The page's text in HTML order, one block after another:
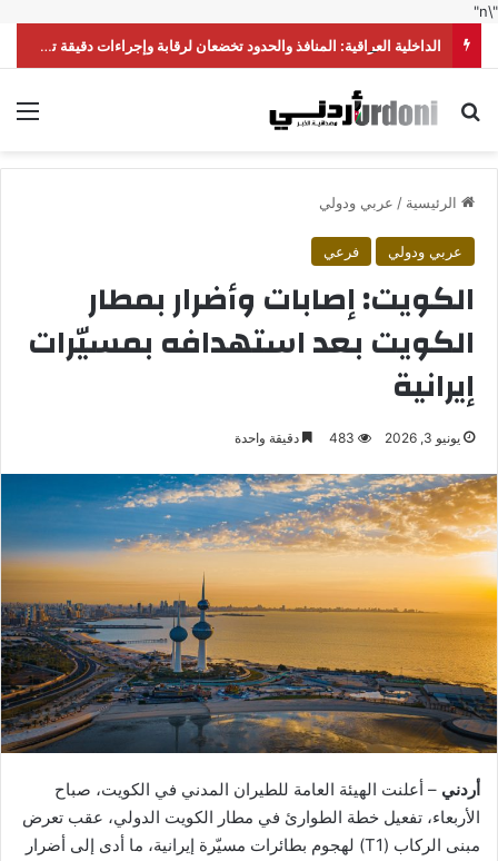
"\n"
الداخلية العراقية: المنافذ والحدود تخضعان لرقابة وإجراءات دقيقة تحقق أعلى درجات الأمن
بحث عن
الرئيسية / عربي ودولي
عربي ودولي فرعي
الكويت: إصابات وأضرار بمطار
الكويت بعد استهدافه بمسيّرات
إيرانية
يونيو 3, 2026 483 دقيقة واحدة
أردني – أعلنت الهيئة العامة للطيران المدني في الكويت، صباح
الأربعاء، تفعيل خطة الطوارئ في مطار الكويت الدولي، عقب تعرض
مبنى الركاب (T1) لهجوم بطائرات مسيّرة إيرانية، ما أدى إلى أضرار